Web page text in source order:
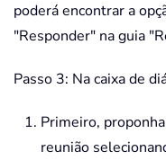
poderá encontrar a
"Responder" na guia
Passo 3: Na caixa de
Primeiro,
reunião